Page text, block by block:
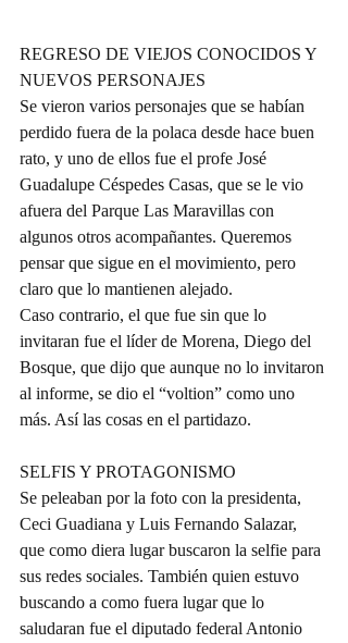
REGRESO DE VIEJOS CONOCIDOS Y
NUEVOS PERSONAJES
Se vieron varios personajes que se habían
perdido fuera de la polaca desde hace buen
rato, y uno de ellos fue el profe José
Guadalupe Céspedes Casas, que se le vio
afuera del Parque Las Maravillas con
algunos otros acompañantes. Queremos
pensar que sigue en el movimiento, pero
claro que lo mantienen alejado.
Caso contrario, el que fue sin que lo
invitaran fue el líder de Morena, Diego del
Bosque, que dijo que aunque no lo invitaron
al informe, se dio el “voltion” como uno
más. Así las cosas en el partidazo.
SELFIS Y PROTAGONISMO
Se peleaban por la foto con la presidenta,
Ceci Guadiana y Luis Fernando Salazar,
que como diera lugar buscaron la selfie para
sus redes sociales. También quien estuvo
buscando a como fuera lugar que lo
saludaran fue el diputado federal Antonio